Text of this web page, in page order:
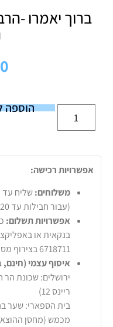
ברוך יאמרו -
הוספה
אפשרויות רכישה:
משלוחים:
(עבור חבילות עד 20 ק"ג).
אפשרויות תשלום:
6718711 בצירוף מספר הזמנה).
איסוף עצמי
ירושלים: שכונת
ריינס 12)
בית הספארי: שער
מכמש (מחסן